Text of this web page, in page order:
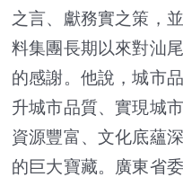
之言、獻務實之策，
料集團長期以來對汕
的感謝。他說，城市
升城市品質、實現城
資源豐富、文化底蘊
的巨大寶藏。廣東省